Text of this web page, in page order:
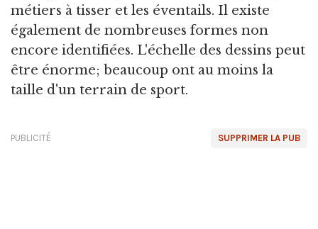
métiers à tisser et les éventails. Il existe
également de nombreuses formes non
encore identifiées. L'échelle des dessins peut
être énorme; beaucoup ont au moins la
taille d'un terrain de sport.
SUPPRIMER LA PUB
PUBLICITÉ